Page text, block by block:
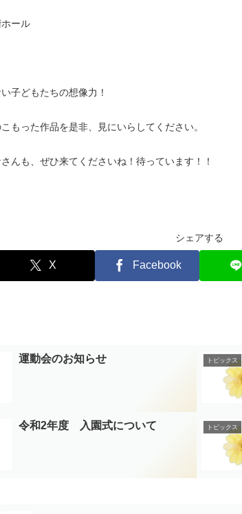
ール
子どもたちの想像力！
もった作品を是非、見にいらしてください。
んも、ぜひ来てくださいね！待っています！！
シェアする
X Facebook
運動会のお知らせ トピックス
令和2年度 入園式について トピックス